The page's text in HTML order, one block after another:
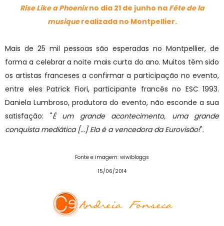
Rise Like a Phoenixno dia 21 de junho na Fête de la
musiquerealizada no Montpellier.
Mais de 25 mil pessoas são esperadas no Montpellier, de
forma a celebrar a noite mais curta do ano. Muitos têm sido
os artistas franceses a confirmar a participação no evento,
entre eles Patrick Fiori, participante francês no ESC 1993.
Daniela Lumbroso, produtora do evento, não esconde a sua
satisfação: "É um grande acontecimento, uma grande
conquista mediática [...] Ela é a vencedora da Eurovisão!".
Fonte e imagem: wiwibloggs
15/06/2014